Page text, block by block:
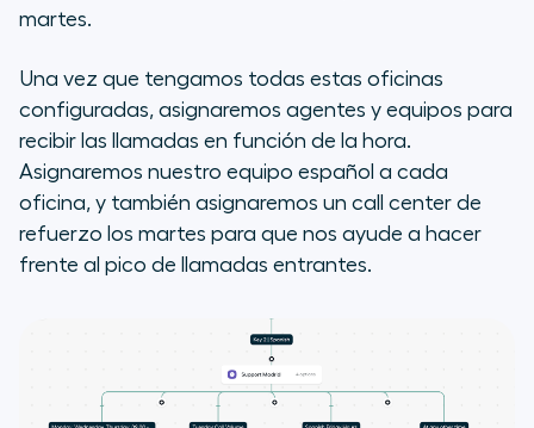
martes.
Una vez que tengamos todas estas oficinas
configuradas, asignaremos agentes y equipos para
recibir las llamadas en función de la hora.
Asignaremos nuestro equipo español a cada
oficina, y también asignaremos un call center de
refuerzo los martes para que nos ayude a hacer
frente al pico de llamadas entrantes.